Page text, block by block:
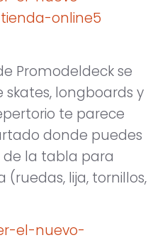
Promodeldeck se
longboards y
te parece
donde puedes
la tabla para
lija, tornillos,